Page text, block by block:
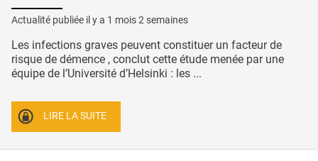
Actualité publiée il y a 1 mois 2 semaines
Les infections graves peuvent constituer un facteur de
risque de démence , conclut cette étude menée par une
équipe de l’Université d’Helsinki : les ...
LIRE LA SUITE